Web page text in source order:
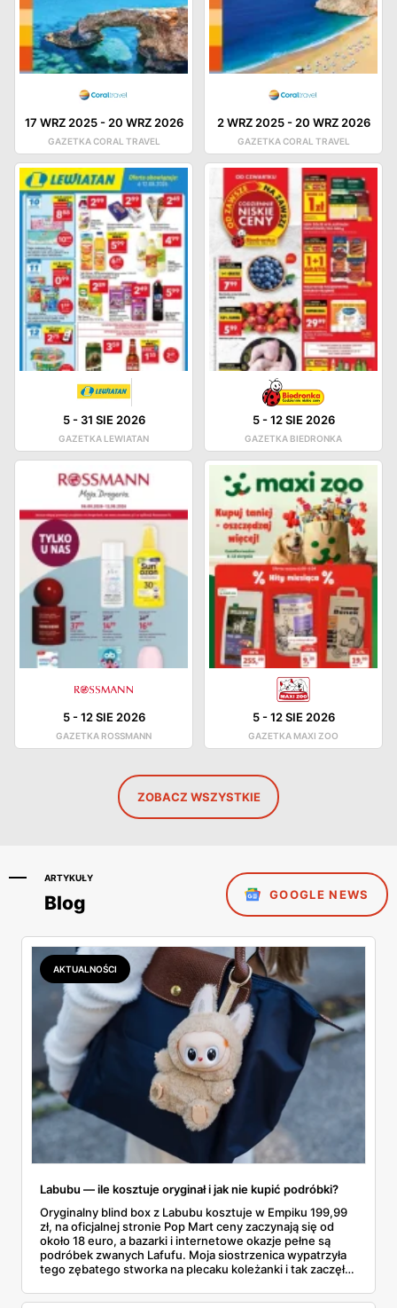
17 WRZ 2025- 20 WRZ 2026
GAZETKA CORAL TRAVEL
2 WRZ 2025- 20 WRZ 2026
GAZETKA CORAL TRAVEL
5- 31 SIE 2026
GAZETKA LEWIATAN
5-12 SIE 2026
GAZETKA BIEDRONKA
5-12 SIE 2026
GAZETKA ROSSMANN
5-12 SIE 2026
GAZETKA MAXI ZOO
ZOBACZ WSZYSTKIE
ARTYKUŁY
Blog GOOGLE NEWS
AKTUALNOŚCI
Labubu — ile kosztuje oryginał i jak nie kupić podróbki?
Oryginalny blind box z Labubu kosztuje w Empiku 199,99
zł, na oficjalnej stronie Pop Mart ceny zaczynają się od
około 18 euro, a bazarki i internetowe okazje pełne są
podróbek zwanych Lafufu. Moja siostrzenica wypatrzyła
tego zębatego stworka na plecaku koleżanki i tak zaczęło
kosztuje i po czym poznać, że sprzedawca nie wciska nam